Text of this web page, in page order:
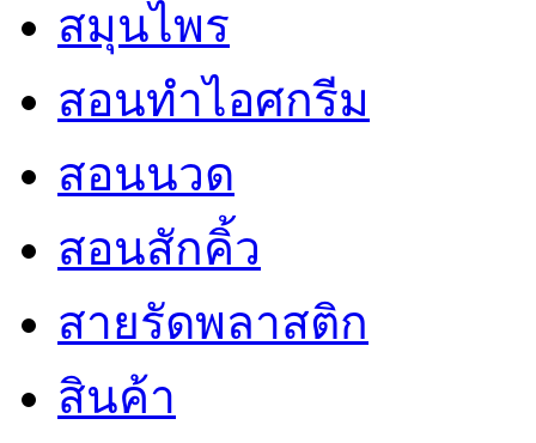
สมุนไพร
สอนทำไอศกรีม
สอนนวด
สอนสักคิ้ว
สายรัดพลาสติก
สินค้า